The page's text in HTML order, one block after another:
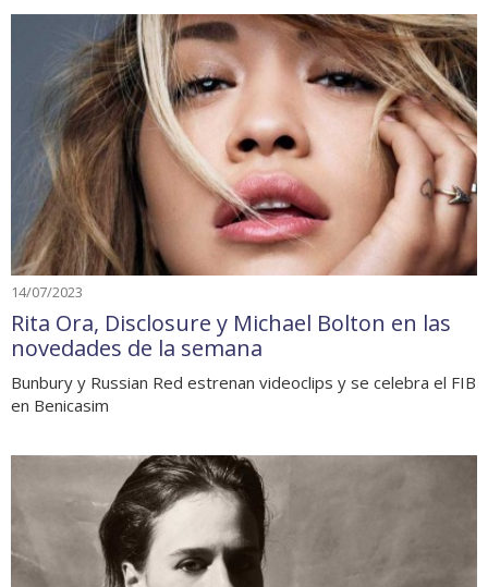
14/07/2023
Rita Ora, Disclosure y Michael Bolton en las
novedades de la semana
Bunbury y Russian Red estrenan videoclips y se celebra el FIB
en Benicasim